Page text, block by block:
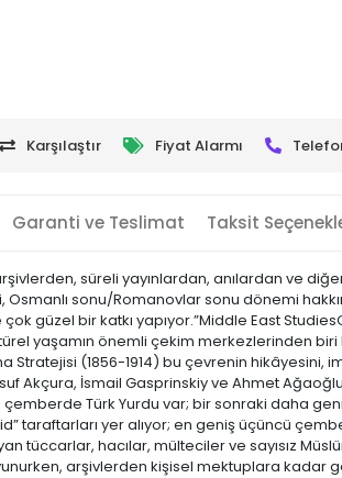
Karşılaştır Fiyat Alarmı
Garanti ve Teslimat Taksit
süreli yayınlardan, anılardan ve
Osmanlı sonu/Romanovlar sonu dönemi
güzel bir katkı yapıyor.”Middle East
yaşamın önemli çekim merkezlerinden
Stratejisi (1856-1914) bu çevrenin
Akçura, İsmail Gasprinskiy ve Ahmet
Türk Yurdu var; bir sonraki daha
yer alıyor; en geniş üçüncü
hacılar, mülteciler ve sayısız
arşivlerden kişisel mektuplara kadar